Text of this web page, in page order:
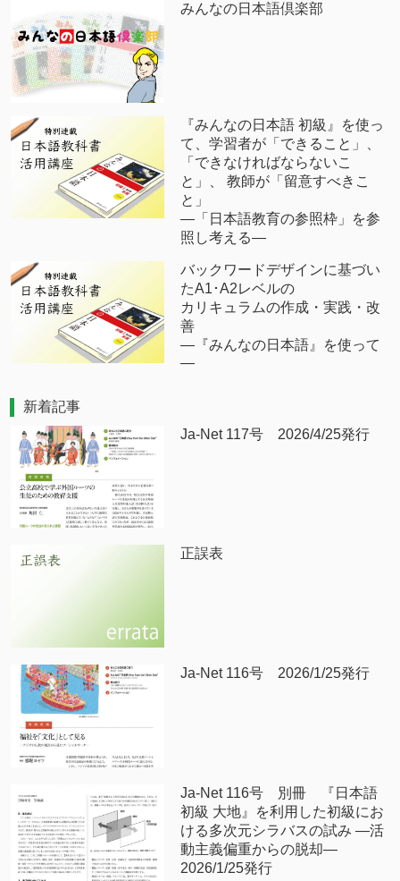
みんなの日本語倶楽部
『みんなの日本語 初級』を使っ
て、学習者が「できること」、
「できなければならないこ
と」、 教師が「留意すべきこ
と」
―「日本語教育の参照枠」を参
照し考える―
バックワードデザインに基づい
たA1･A2レベルの
カリキュラムの作成・実践・改
善
―『みんなの日本語』を使って
―
新着記事
Ja-Net 117号 2026/4/25発行
正誤表
Ja-Net 116号 2026/1/25発行
Ja-Net 116号 別冊 『日本語
初級 大地』を利用した初級にお
ける多次元シラバスの試み —活
動主義偏重からの脱却—
2026/1/25発行